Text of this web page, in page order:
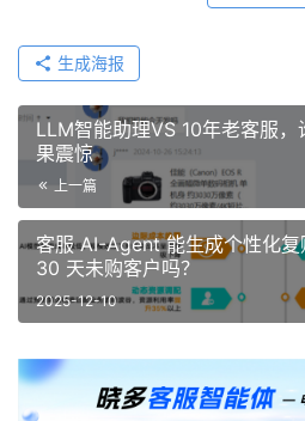
生成海报
LLM智能助理VS 10年老客服
果震惊
上一篇
客服 AI-Agent 能生成个性化
30 天未购客户吗？
2025-12-10